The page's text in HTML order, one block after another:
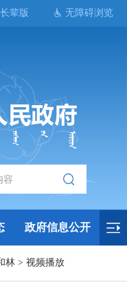
长辈版 无障碍浏览
政府信息公开
专题专栏
林 >视频播放